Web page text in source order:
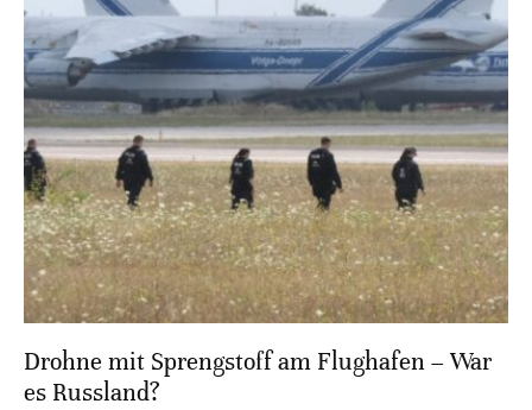
Drohne mit Sprengstoff am Flughafen – War
es Russland?